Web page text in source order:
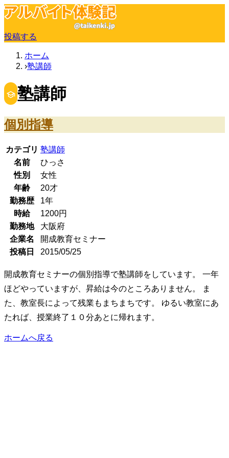
投稿する
ホーム
塾講師
塾講師
個別指導
カテゴリ 塾講師
名前
ひっさ
性別
女性
年齢
20才
勤務歴
1年
時給
1200円
勤務地
大阪府
企業名
開成教育セミナー
投稿日
2015/05/25
開成教育セミナーの個別指導で塾講師をしています。 一年
ほどやっていますが、昇給は今のところありません。 ま
た、教室長によって残業もまちまちです。 ゆるい教室にあ
たれば、授業終了１０分あとに帰れます。
ホームへ戻る